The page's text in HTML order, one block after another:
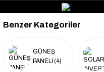
Benzer Kategoriler
GÜNEŞ
PANELİ(4)